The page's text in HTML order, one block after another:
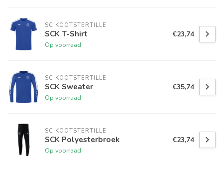
SC KOOTSTERTILLE
SCK T-Shirt
Op voorraad
€23,74
SC KOOTSTERTILLE
SCK Sweater
Op voorraad
€35,74
SC KOOTSTERTILLE
SCK Polyesterbroek
Op voorraad
€23,74